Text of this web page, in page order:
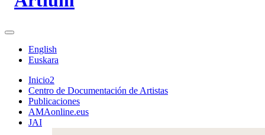
English
Euskara
Inicio2
Centro de Documentación de Artistas
Publicaciones
AMAonline.eus
JAI